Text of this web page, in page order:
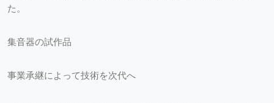
た。
集音器の試作品
事業承継によって技術を次代へ